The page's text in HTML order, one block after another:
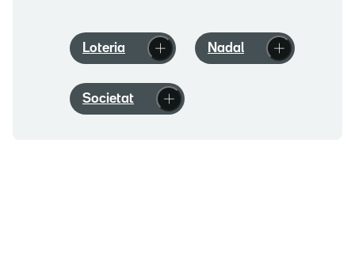
Loteria Nadal
Societat